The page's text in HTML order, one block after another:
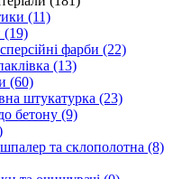
(11)
(19)
фарби (22)
(13)
(60)
штукатурка (23)
бетону (9)
та склополотна (8)